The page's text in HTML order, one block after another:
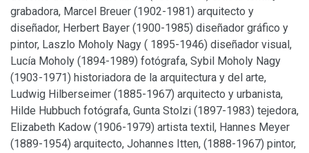
grabadora, Marcel Breuer (1902-1981) arquitecto y
diseñador, Herbert Bayer (1900-1985) diseñador gráfico y
pintor, Laszlo Moholy Nagy ( 1895-1946) diseñador visual,
Lucía Moholy (1894-1989) fotógrafa, Sybil Moholy Nagy
(1903-1971) historiadora de la arquitectura y del arte,
Ludwig Hilberseimer (1885-1967) arquitecto y urbanista,
Hilde Hubbuch fotógrafa, Gunta Stolzi (1897-1983) tejedora,
Elizabeth Kadow (1906-1979) artista textil, Hannes Meyer
(1889-1954) arquitecto, Johannes Itten, (1888-1967) pintor,